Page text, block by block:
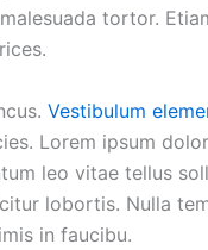
tortor.
Vestibulum
Lorem ipsum
leo vitae tellus
lobortis. Nulla
in faucibu.